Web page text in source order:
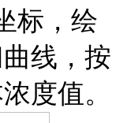
标，绘
线，按
度值。